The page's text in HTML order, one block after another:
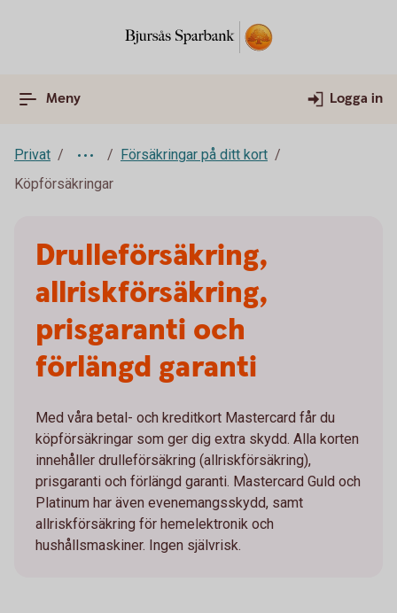
Meny Logga in
Privat
Försäkringar på ditt kort
Köpförsäkringar
Drulleförsäkring,
allriskförsäkring,
prisgaranti och
förlängd garanti
Med våra betal- och kreditkort Mastercard får du
köpförsäkringar som ger dig extra skydd. Alla korten
innehåller drulleförsäkring (allriskförsäkring),
prisgaranti och förlängd garanti. Mastercard Guld och
Platinum har även evenemangsskydd, samt
allriskförsäkring för hemelektronik och
hushållsmaskiner. Ingen självrisk.